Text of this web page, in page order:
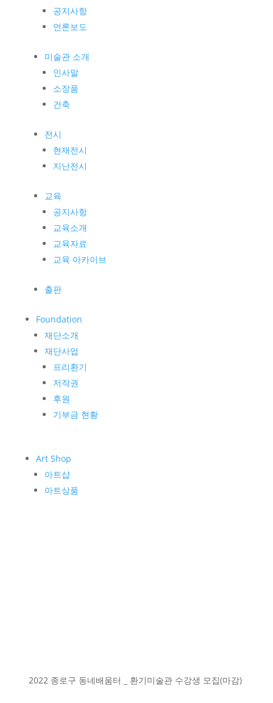
공지사항
언론보도
미술관 소개
인사말
소장품
건축
전시
현재전시
지난전시
교육
공지사항
교육소개
교육자료
교육 아카이브
출판
Foundation
재단소개
재단사업
프리환기
저작권
후원
기부금 현황
Art Shop
아트샵
아트상품
2022 종로구 동네배움터 _ 환기미술관 수강생 모집(마감)